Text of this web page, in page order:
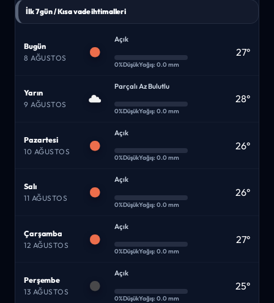
İlk 7 gün / Kısa vade ihtimalleri
Bugün
8 AĞUSTOS
Açık
0%DüşükYağış: 0.0 mm
27°
Yarın
9 AĞUSTOS
Parçalı Az Bulutlu
0%DüşükYağış: 0.0 mm
28°
Pazartesi
10 AĞUSTOS
Açık
0%DüşükYağış: 0.0 mm
26°
Salı
11 AĞUSTOS
Açık
0%DüşükYağış: 0.0 mm
26°
Çarşamba
12 AĞUSTOS
Açık
0%DüşükYağış: 0.0 mm
27°
Perşembe
13 AĞUSTOS
Açık
0%DüşükYağış: 0.0 mm
25°